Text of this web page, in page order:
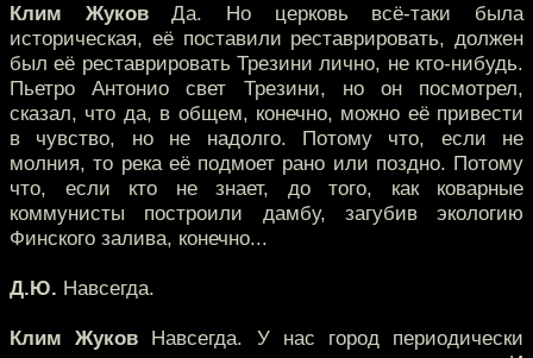
Клим ЖуковДа. Но церковь всё-таки была
историческая, её поставили реставрировать, должен
был её реставрировать Трезини лично, не кто-нибудь.
Пьетро Антонио свет Трезини, но он посмотрел,
сказал, что да, в общем, конечно, можно её привести
в чувство, но не надолго. Потому что, если не
молния, то река её подмоет рано или поздно. Потому
что, если кто не знает, до того, как коварные
коммунисты построили дамбу, загубив экологию
Финского залива, конечно...
Д.Ю. Навсегда.
Клим Жуков Навсегда. У нас город периодически